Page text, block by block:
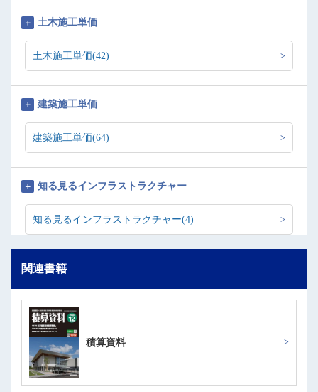
土木施工単価
土木施工単価(42)
建築施工単価
建築施工単価(64)
知る見るインフラストラクチャー
知る見るインフラストラクチャー(4)
関連書籍
積算資料